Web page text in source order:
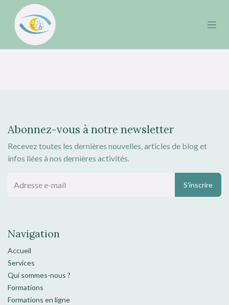
Se rendre au contenu
Abonnez-vous à notre newsletter
Recevez toutes les dernières nouvelles, articles de blog et
infos liées à nos dernières activités.
S'inscrire
Navigation
Accueil
Services
Qui sommes-nous ?
Formations
Formations en ligne